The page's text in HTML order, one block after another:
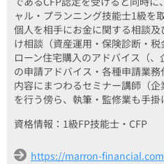
ャル・プランニング技能士1級を
個人を相手にお金に関する相談
け相談（資産運用・保険診断・
ローン住宅購入のアドバイス（
の申請アドバイス・各種申請業
内容にまつわるセミナー講師（企
を行う傍ら、執筆・監修業も手掛
資格情報：1級FP技能士・CFP
https://marron-